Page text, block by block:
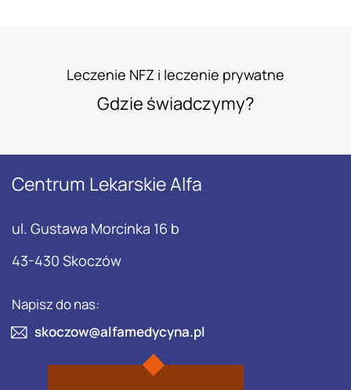
Leczenie NFZ i leczenie prywatne
Gdzie świadczymy?
Centrum Lekarskie Alfa
ul. Gustawa Morcinka 16 b
43-430 Skoczów
Napisz do nas:
skoczow@alfamedycyna.pl